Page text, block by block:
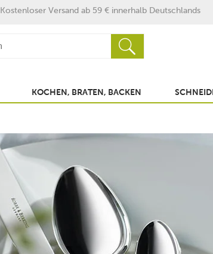
Kostenloser Versand ab 59 € innerhalb Deutschlands
KOCHEN, BRATEN, BACKEN